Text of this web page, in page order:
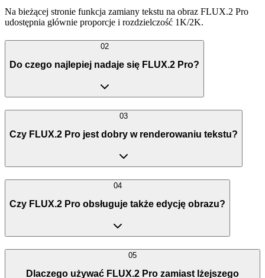
Na bieżącej stronie funkcja zamiany tekstu na obraz FLUX.2 Pro
udostępnia głównie proporcje i rozdzielczość 1K/2K.
02
Do czego najlepiej nadaje się FLUX.2 Pro?
03
Czy FLUX.2 Pro jest dobry w renderowaniu tekstu?
04
Czy FLUX.2 Pro obsługuje także edycję obrazu?
05
Dlaczego używać FLUX.2 Pro zamiast lżejszego